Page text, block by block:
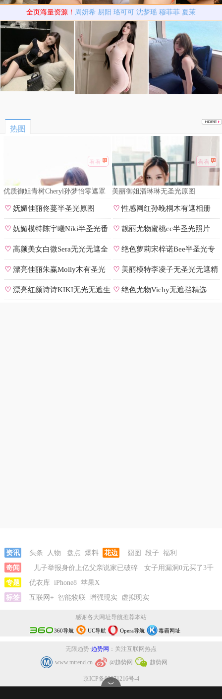
全页海量资源！ 周妍希 易阳 珞可可 沈梦瑶 穆菲菲 夏茉
热图
看看
优质御姐青树Cheryl孙梦怡零遮罩
看看
美丽御姐潘琳琳无圣光原图
♡妩媚佳丽佟蔓半圣光原图 ♡性感网红孙晚桐木有遮相册
♡妩媚模特陈宇曦Niki半圣光番
号
♡ 靓丽尤物蜜桃cc半圣光照片
♡高颜美女白微Sera无光无遮全
集
♡ 绝色萝莉宋梓诺Bee半圣光专
辑
♡漂亮佳丽朱赢Molly木有圣光
原图
♡ 美丽模特李凌子无圣光无遮精
选
♡漂亮红颜诗诗KIKI无光无遮生 ♡ 绝色尤物Vichy无遮挡精选
﹀
资讯 头条 人物 盘点 爆料 花边 囧图 段子 福利
奇闻
儿子举报身价上亿父亲说家已破碎
女子用漏洞0元买了3千
台电器
直播自杀日本女网红已身亡
国宣布国家灾难状态
儿子举报身价上亿父亲说家已破碎
专题 优衣库 iPhone8 苹果X
标签
互联网+ 智能物联 增强现实 虚拟现实
感谢各大网址导航推荐本站
360导航 UC导航 Opera导航 毒霸网址
无限趋势·趋势网 ：关注互联网热点
www.mtrend.cn
@趋势网 趋势网
京ICP备09071216号-4